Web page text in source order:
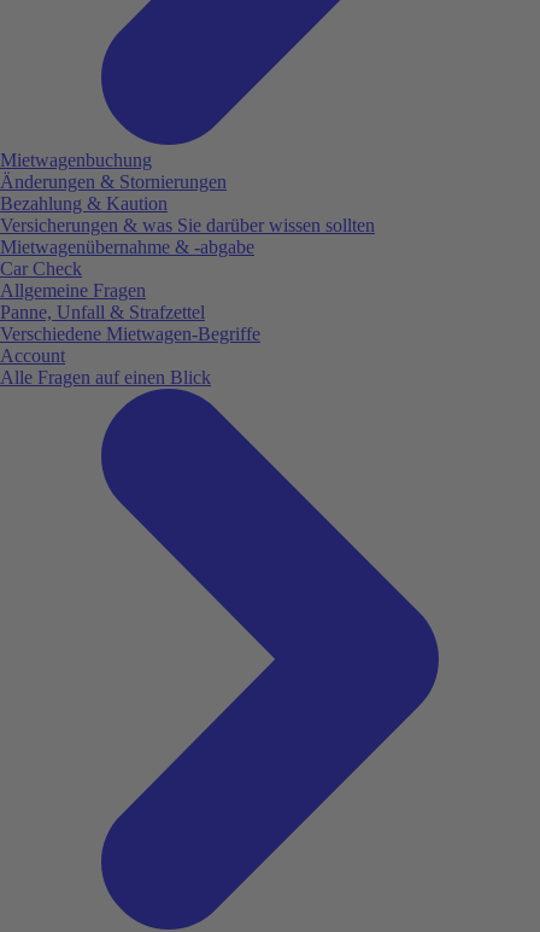
Mietwagenbuchung
Änderungen & Stornierungen
Bezahlung & Kaution
Versicherungen & was Sie darüber wissen sollten
Mietwagenübernahme & -abgabe
Car Check
Allgemeine Fragen
Panne, Unfall & Strafzettel
Verschiedene Mietwagen-Begriffe
Account
Alle Fragen auf einen Blick